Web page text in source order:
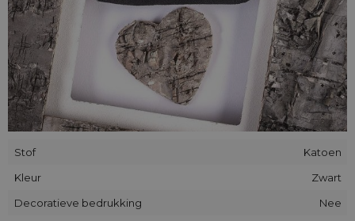
Stof
Katoen
Kleur
Zwart
Decoratieve bedrukking
Nee